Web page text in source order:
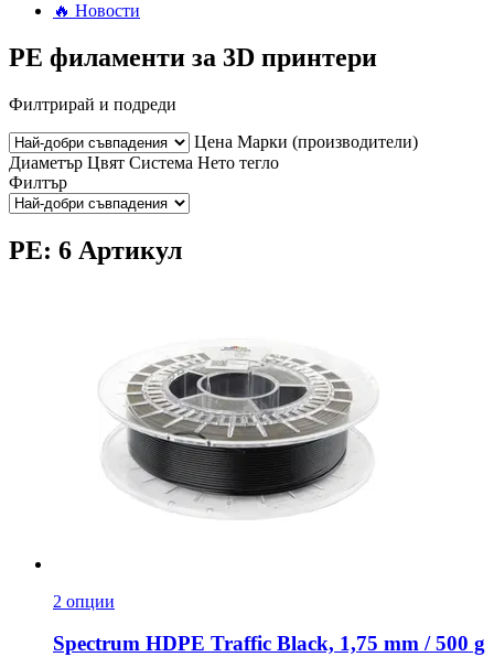
🔥 Новости
PE филаменти за 3D принтери
Филтрирай и подреди
Цена Марки (производители)
Диаметър Цвят Система Нето тегло
Филтър
PE: 6 Артикул
2 опции
Spectrum HDPE Traffic Black, 1,75 mm / 500 g